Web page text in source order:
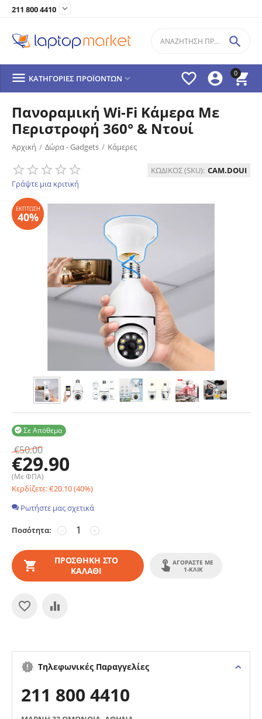
211 800 4410 
0




 ΚΑΤΗΓΟΡΊΕΣ ΠΡΟΪΌΝΤΩΝ 
Πανοραμική Wi-Fi Κάμερα Με
Περιστροφή 360° & Ντουί
Αρχική / Δώρα - Gadgets / Κάμερες
Γράψτε μια κριτική
ΚΩΔΙΚΟΣ (SKU): CAM.DOUI
ΈΚΠΤΩΣΗ
40%
Σε Απόθεμα

€50.00
€29.90
(Με ΦΠΑ)
Κερδίζετε:€20.10(40%)
Ρωτήστε μας σχετικά
Ποσότητα: +
−
ΠΡΟΣΘΉΚΗ ΣΤΟ
ΚΑΛΆΘΙ
ΑΓΟΡΆΣΤΕ ΜΕ
1-ΚΛΙΚ
Τηλεφωνικές Παραγγελίες
211 800 4410